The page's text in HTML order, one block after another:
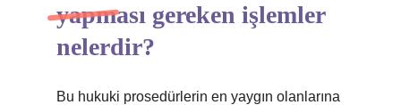
yapması gereken işlemler
nelerdir?
Bu hukuki prosedürlerin en yaygın olanlarına